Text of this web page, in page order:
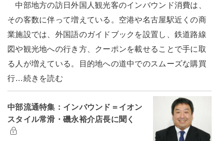
中部地方の訪日外国人観光客のインバウンド消費は、
その客数に伴って増えている。空港や名古屋駅近くの商
業施設では、外国語のガイドブックを設置し、鉄道路線
図や観光地への行き方、クーポンを載せることで手に取
る人が増えている。目的地への道中でのスムーズな購買
行…続きを読む
中部流通特集：インバウンド＝イオン
スタイル常滑・磯永裕介店長に聞く